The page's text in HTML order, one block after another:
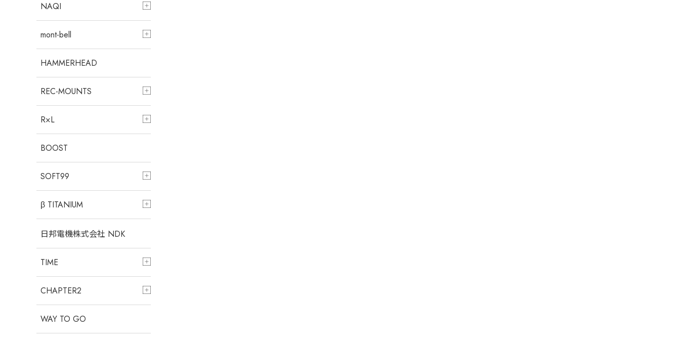
NAQI
mont-bell
HAMMERHEAD
REC-MOUNTS
R×L
BOOST
SOFT99
β TITANIUM
日邦電機株式会社 NDK
TIME
CHAPTER2
WAY TO GO